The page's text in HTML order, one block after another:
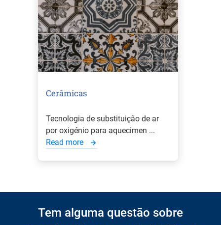
Cerâmicas
Tecnologia de substituição de ar
por oxigénio para aquecimen ...
Read more
Tem alguma questão sobre